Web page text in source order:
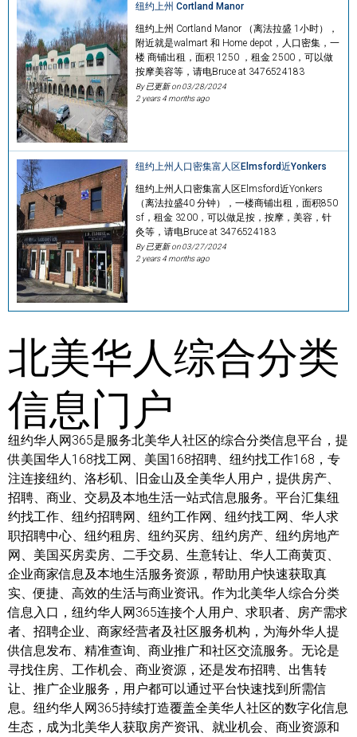
纽约上州 Cortland Manor
纽约上州 Cortland Manor （离法拉盛 1小时），
附近就是walmart 和 Home depot，人口密集，一
楼 商铺出租，面积 1250 ，租金 2500，可以做
按摩美容等，请电Bruce at 3476524183
By 已更新 on03/28/2024
2 years 4 months ago
纽约上州人口密集富人区Elmsford近Yonkers
纽约上州人口密集富人区Elmsford近Yonkers
（离法拉盛40 分钟），一楼商铺出租，面积850
sf，租金 3200，可以做足按，按摩，美容，针
灸等，请电Bruce at 3476524183
By 已更新 on03/27/2024
2 years 4 months ago
北美华人综合分类
信息门户
纽约华人网365是服务北美华人社区的综合分类信息平台，提
供美国华人168找工网、美国168招聘、纽约找工作168，专
注连接纽约、洛杉矶、旧金山及全美华人用户，提供房产、
招聘、商业、交易及本地生活一站式信息服务。平台汇集纽
约找工作、纽约招聘网、纽约工作网、纽约找工网、华人求
职招聘中心、纽约租房、纽约买房、纽约房产、纽约房地产
网、美国买房卖房、二手交易、生意转让、华人工商黄页、
企业商家信息及本地生活服务资源，帮助用户快速获取真
实、便捷、高效的生活与商业资讯。作为北美华人综合分类
信息入口，纽约华人网365连接个人用户、求职者、房产需求
者、招聘企业、商家经营者及社区服务机构，为海外华人提
供信息发布、精准查询、商业推广和社区交流服务。无论是
寻找住房、工作机会、商业资源，还是发布招聘、出售转
让、推广企业服务，用户都可以通过平台快速找到所需信
息。纽约华人网365持续打造覆盖全美华人社区的数字化信息
生态，成为北美华人获取房产资讯、就业机会、商业资源和